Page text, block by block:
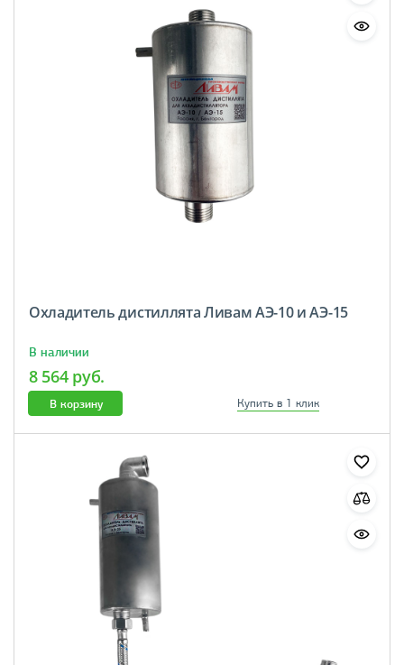
Охладитель дистиллята Ливам АЭ-10 и АЭ-15
В наличии
8 564 руб.
В корзину Купить в 1 клик